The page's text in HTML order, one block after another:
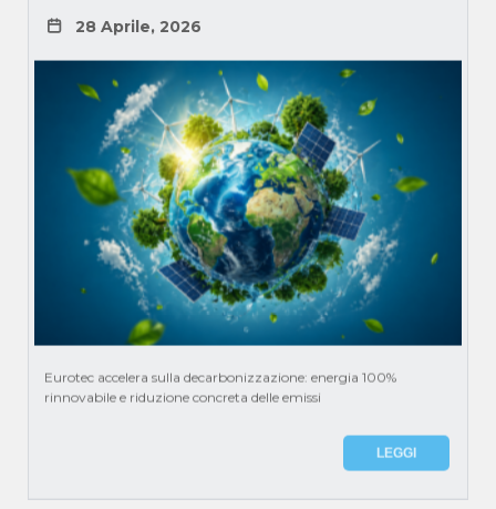
28 Aprile, 2026
Eurotec accelera sulla decarbonizzazione: energia 100%
rinnovabile e riduzione concreta delle emissi
LEGGI